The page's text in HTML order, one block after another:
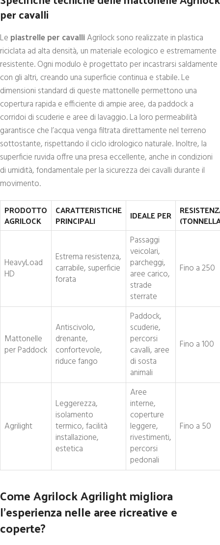
per cavalli
Le piastrelle per cavalliAgrilock sono realizzate in plastica
riciclata ad alta densità, un materiale ecologico e estremamente
resistente. Ogni modulo è progettato per incastrarsi saldamente
con gli altri, creando una superficie continua e stabile. Le
dimensioni standard di queste mattonelle permettono una
copertura rapida e efficiente di ampie aree, da paddock a
corridoi di scuderie e aree di lavaggio. La loro permeabilità
garantisce che l’acqua venga filtrata direttamente nel terreno
sottostante, rispettando il ciclo idrologico naturale. Inoltre, la
superficie ruvida offre una presa eccellente, anche in condizioni
di umidità, fondamentale per la sicurezza dei cavalli durante il
movimento.
PRODOTTO
AGRILOCK
CARATTERISTICHE
PRINCIPALI IDEALE PER
HeavyLoad
HD
Estrema resistenza,
carrabile, superficie
forata
Passaggi
veicolari,
parcheggi,
aree carico,
strade
sterrate
Fino a 250
Mattonelle
per Paddock
Antiscivolo,
drenante,
confortevole,
riduce fango
Paddock,
scuderie,
percorsi
cavalli, aree
di sosta
animali
Fino a 100
Agrilight
Leggerezza,
isolamento
termico, facilità
installazione,
estetica
Aree
interne,
coperture
leggere,
rivestimenti,
percorsi
pedonali
Fino a 50
Come Agrilock Agrilight migliora
l’esperienza nelle aree ricreative e
coperte?